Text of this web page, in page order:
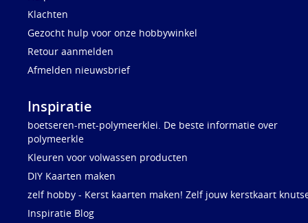
Klachten
Gezocht hulp voor onze hobbywinkel
Retour aanmelden
Afmelden nieuwsbrief
Inspiratie
boetseren-met-polymeerklei. De beste informatie over
polymeerkle
Kleuren voor volwassen producten
DIY Kaarten maken
zelf hobby - Kerst kaarten maken! Zelf jouw kerstkaart
Inspiratie Blog